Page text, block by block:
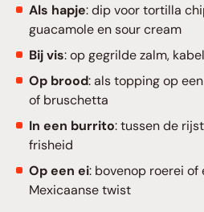
Als hapje: dip voor tortilla
guacamole en sour cream
Bij vis: op gegrilde zalm,
Op brood: als topping op een
of bruschetta
In een burrito: tussen de
frisheid
Op een ei: bovenop roerei of
Mexicaanse twist